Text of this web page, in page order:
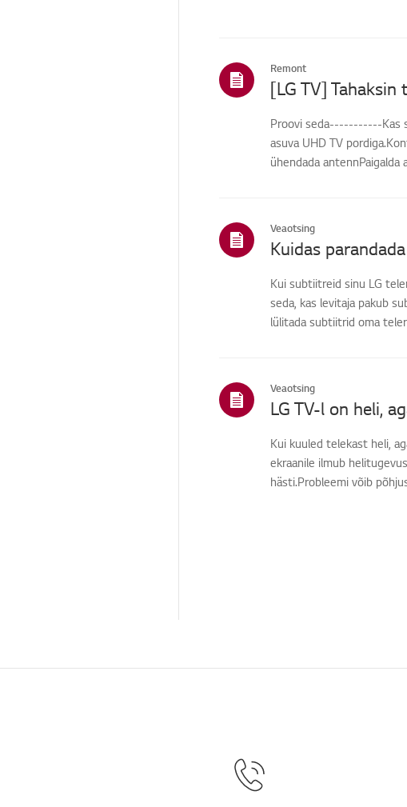
Remont
Proovi seda-----------Kas
asuva UHD TV
ühendada
Veaotsing
Kuidas
Kui subtiitreid sinu LG
seda, kas levitaja pakub
lülitada subtiitrid oma
Veaotsing
LG TV-l on heli,
Kui kuuled telekast heli,
ekraanile ilmub
hästi.Probleemi võib